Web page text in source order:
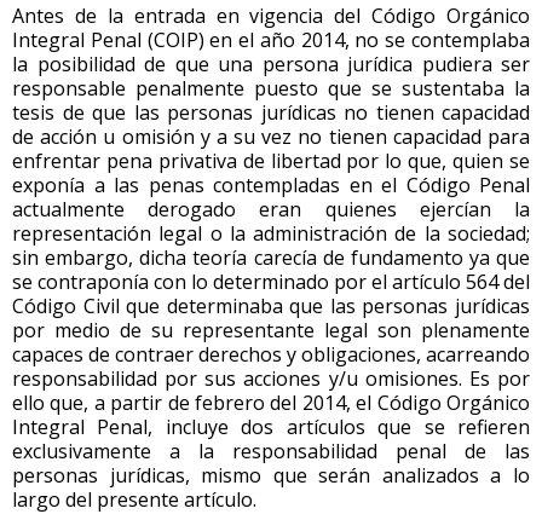
Antes de la entrada en vigencia del Código Orgánico
Integral Penal (COIP) en el año 2014, no se contemplaba
la posibilidad de que una persona jurídica pudiera ser
responsable penalmente puesto que se sustentaba la
tesis de que las personas jurídicas no tienen capacidad
de acción u omisión y a su vez no tienen capacidad para
enfrentar pena privativa de libertad por lo que, quien se
exponía a las penas contempladas en el Código Penal
actualmente derogado eran quienes ejercían la
representación legal o la administración de la sociedad;
sin embargo, dicha teoría carecía de fundamento ya que
se contraponía con lo determinado por el artículo 564 del
Código Civil que determinaba que las personas jurídicas
por medio de su representante legal son plenamente
capaces de contraer derechos y obligaciones, acarreando
responsabilidad por sus acciones y/u omisiones. Es por
ello que, a partir de febrero del 2014, el Código Orgánico
Integral Penal, incluye dos artículos que se refieren
exclusivamente a la responsabilidad penal de las
personas jurídicas, mismo que serán analizados a lo
largo del presente artículo.